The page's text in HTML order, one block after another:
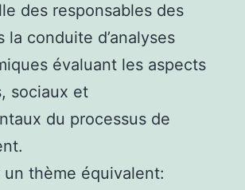
des responsables des
la conduite d’analyses
évaluant les aspects
sociaux et
du processus de
un thème équivalent: